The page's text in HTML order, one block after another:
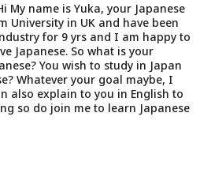
My name is Yuka, your Japanese
University in UK and have been
for 9 yrs and I am happy to
Japanese. So what is your
You wish to study in Japan
Whatever your goal maybe, I
also explain to you in English to
so do join me to learn Japanese